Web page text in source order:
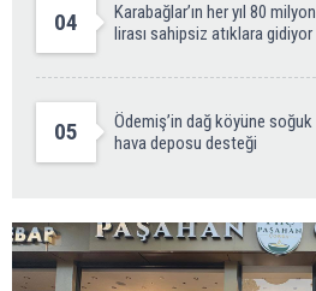
04
Karabağlar’ın her yıl 80 milyon
lirası sahipsiz atıklara gidiyor
05
Ödemiş’in dağ köyüne soğuk
hava deposu desteği